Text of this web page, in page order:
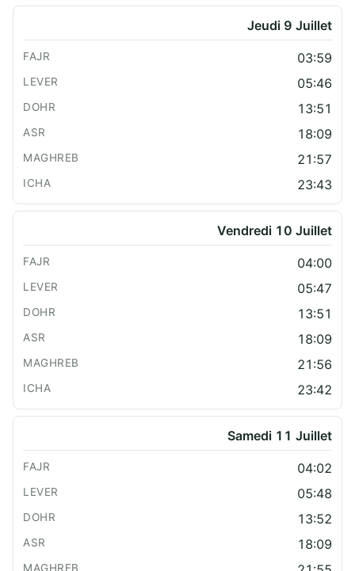
Jeudi 9 Juillet
03:59
05:46
13:51
18:09
21:57
23:43
Vendredi 10 Juillet
04:00
05:47
13:51
18:09
21:56
23:42
Samedi 11 Juillet
04:02
05:48
13:52
18:09